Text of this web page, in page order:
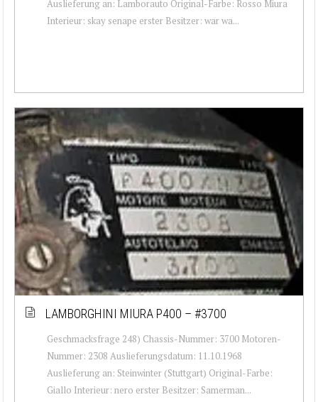
Auslieferung an: Lamborauto Original-Farbe: Rosso Miura
Interieur: skay senape erster Besitzer: war wa...
LAMBORGHINI MIURA P400 – #3700
Geschmacksfrage 248) Chassis-Nummer: 3700 Motoren-
Nummer: 2308 Auslieferungsdatum: 11.10.1968
Auslieferung an: Steinwinter (Stuttgart) Original-Farbe:
Giallo Interieur: nero erster Besitzer: Samerman...